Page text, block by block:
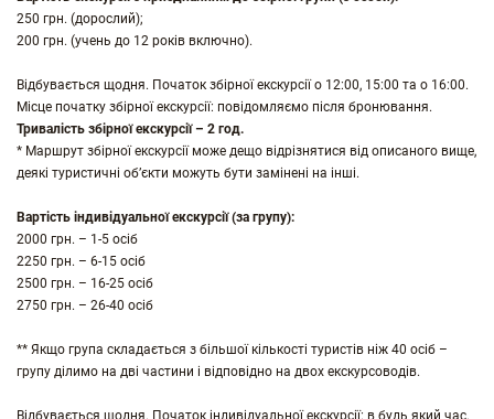
250 грн. (дорослий);
200 грн. (учень до 12 років включно).
Відбувається щодня. Початок збірної екскурсії о 12:00, 15:00 та о 16:00.
Місце початку збірної екскурсії: повідомляємо після бронювання.
Тривалість збірної екскурсії – 2 год.
* Маршрут збірної екскурсії може дещо відрізнятися від описаного вище,
деякі туристичні об’єкти можуть бути замінені на інші.
Вартість індивідуальної екскурсії (за групу):
2000 грн. – 1-5 осіб
2250 грн. – 6-15 осіб
2500 грн. – 16-25 осіб
2750 грн. – 26-40 осіб
** Якщо група складається з більшої кількості туристів ніж 40 осіб –
групу ділимо на дві частини і відповідно на двох екскурсоводів.
Відбувається щодня. Початок індивідуальної екскурсії: в будь який час.